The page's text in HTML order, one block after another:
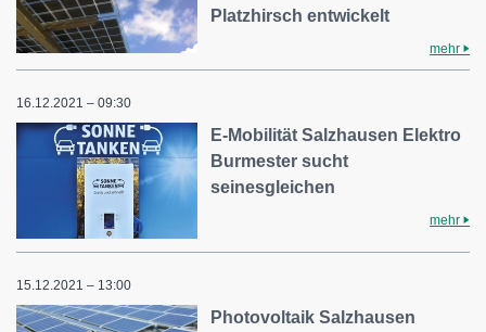
Platzhirsch entwickelt
mehr
16.12.2021 – 09:30
E-Mobilität Salzhausen Elektro
Burmester sucht
seinesgleichen
mehr
15.12.2021 – 13:00
Photovoltaik Salzhausen